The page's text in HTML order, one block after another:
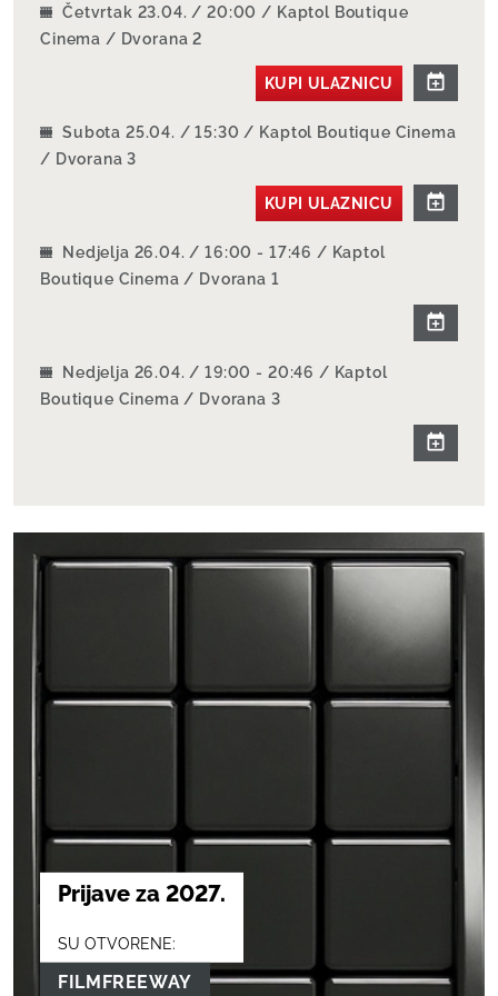
Četvrtak 23.04. / 20:00 / Kaptol Boutique
Cinema / Dvorana 2
KUPI ULAZNICU
Subota 25.04. / 15:30 / Kaptol Boutique Cinema
/ Dvorana 3
KUPI ULAZNICU
Nedjelja 26.04. / 16:00 - 17:46 / Kaptol
Boutique Cinema / Dvorana 1
Nedjelja 26.04. / 19:00 - 20:46 / Kaptol
Boutique Cinema / Dvorana 3
Prijave za 2027.
SU OTVORENE:
FILMFREEWAY